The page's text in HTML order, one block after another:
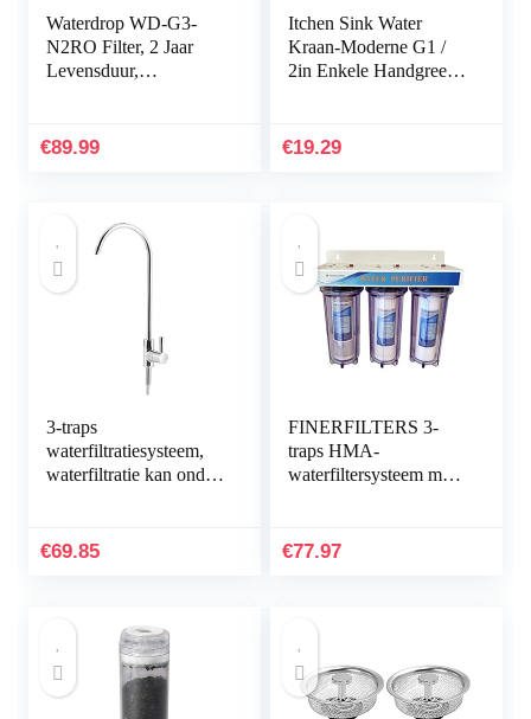
Waterdrop WD-G3-
N2RO Filter, 2 Jaar
Levensduur,
Osmose Systeem
€89.99
Itchen Sink Water
Kraan-Moderne G1 /
2in Enkele Handgreep
Koudwaterkraan Thuis
€19.29
3-traps
waterfiltratiesysteem,
waterfiltratie kan onder
Waterfiltratiesysteem
€69.85
FINERFILTERS 3-
traps HMA-
waterfiltersysteem met
(10 inch)
€77.97